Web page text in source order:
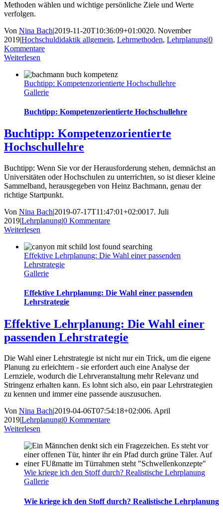
Methoden wählen und wichtige persönliche Ziele und Werte
verfolgen.
Von Nina Bach|2019-11-20T10:36:09+01:0020. November
2019|Hochschuldidaktik allgemein, Lehrmethoden, Lehrplanung|0
Kommentare
Weiterlesen
Buchtipp: Kompetenzorientierte Hochschullehre
Gallerie
Buchtipp: Kompetenzorientierte Hochschullehre
Buchtipp: Kompetenzorientierte
Hochschullehre
Buchtipp: Wenn Sie vor der Herausforderung stehen, demnächst an
Universitäten oder Hochschulen zu unterrichten, so ist dieser kleine
Sammelband, herausgegeben von Heinz Bachmann, genau der
richtige Startpunkt.
Von Nina Bach|2019-07-17T11:47:01+02:0017. Juli
2019|Lehrplanung|0 Kommentare
Weiterlesen
Effektive Lehrplanung: Die Wahl einer passenden
Lehrstrategie
Gallerie
Effektive Lehrplanung: Die Wahl einer passenden
Lehrstrategie
Effektive Lehrplanung: Die Wahl einer
passenden Lehrstrategie
Die Wahl einer Lehrstrategie ist nicht nur ein Trick, um die eigene
Planung zu erleichtern - sie erfordert auch eine Analyse der
Lernziele, wodurch die Lehrveranstaltung mehr Relevanz und
Stringenz erhalten kann. Es lohnt sich also, ein paar Lehrstrategien
zu kennen und immer eine passende auszusuchen.
Von Nina Bach|2019-04-06T07:54:18+02:006. April
2019|Lehrplanung|0 Kommentare
Weiterlesen
Wie kriege ich den Stoff durch? Realistische Lehrplanung
Gallerie
Wie kriege ich den Stoff durch? Realistische Lehrplanung